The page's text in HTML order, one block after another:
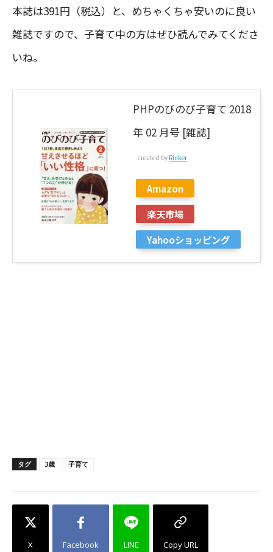
本誌は391円（税込）と、めちゃくちゃ安いのに良い
雑誌ですので、子育て中の方はぜひ読んでみてくださ
いね。
PHPのびのび子育て 2018
年 02 月号 [雑誌]
created by Rinker
Amazon
楽天市場
Yahooショッピング
タグ 3歳 子育て
X Facebook LINE Copy URL